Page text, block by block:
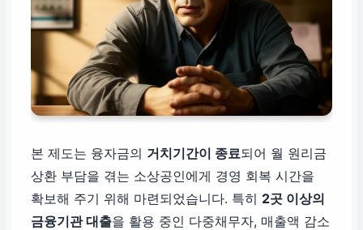
본 제도는 융자금의 거치기간이 종료되어 월 원리금
상환 부담을 겪는 소상공인에게 경영 회복 시간을
확보해 주기 위해 마련되었습니다. 특히 2곳 이상의
금융기관 대출을 활용 중인 다중채무자, 매출액 감소